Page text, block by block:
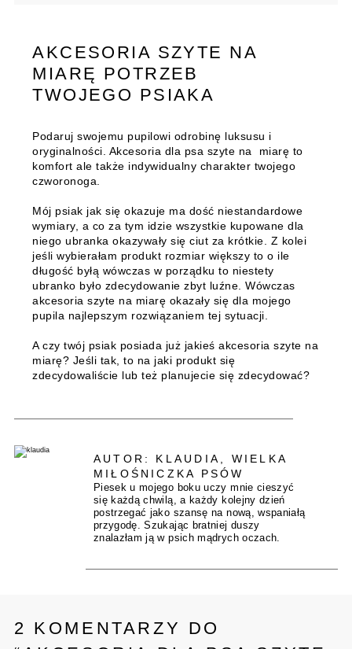
AKCESORIA SZYTE NA
MIARĘ POTRZEB
TWOJEGO PSIAKA
Podaruj swojemu pupilowi odrobinę luksusu i
oryginalności. Akcesoria dla psa szyte na miarę to
komfort ale także indywidualny charakter twojego
czworonoga.
Mój psiak jak się okazuje ma dość niestandardowe
wymiary, a co za tym idzie wszystkie kupowane dla
niego ubranka okazywały się ciut za krótkie. Z kolei
jeśli wybierałam produkt rozmiar większy to o ile
długość byłą wówczas w porządku to niestety
ubranko było zdecydowanie zbyt luźne. Wówczas
akcesoria szyte na miarę okazały się dla mojego
pupila najlepszym rozwiązaniem tej sytuacji.
A czy twój psiak posiada już jakieś akcesoria szyte na
miarę? Jeśli tak, to na jaki produkt się
zdecydowaliście lub też planujecie się zdecydować?
AUTOR: KLAUDIA, WIELKA
MIŁOŚNICZKA PSÓW
Piesek u mojego boku uczy mnie cieszyć
się każdą chwilą, a każdy kolejny dzień
postrzegać jako szansę na nową, wspaniałą
przygodę. Szukając bratniej duszy
znalazłam ją w psich mądrych oczach.
2 KOMENTARZY DO